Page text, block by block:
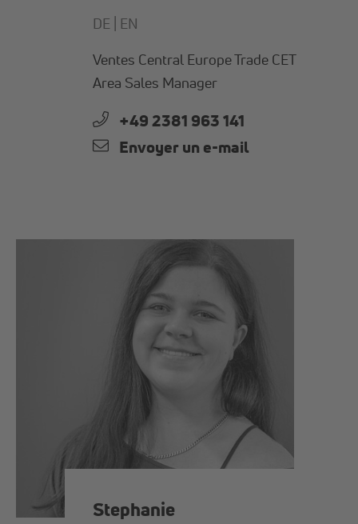
DE | EN
Ventes Central Europe Trade CET
Area Sales Manager
+49 2381 963 141
Envoyer un e-mail
Stephanie